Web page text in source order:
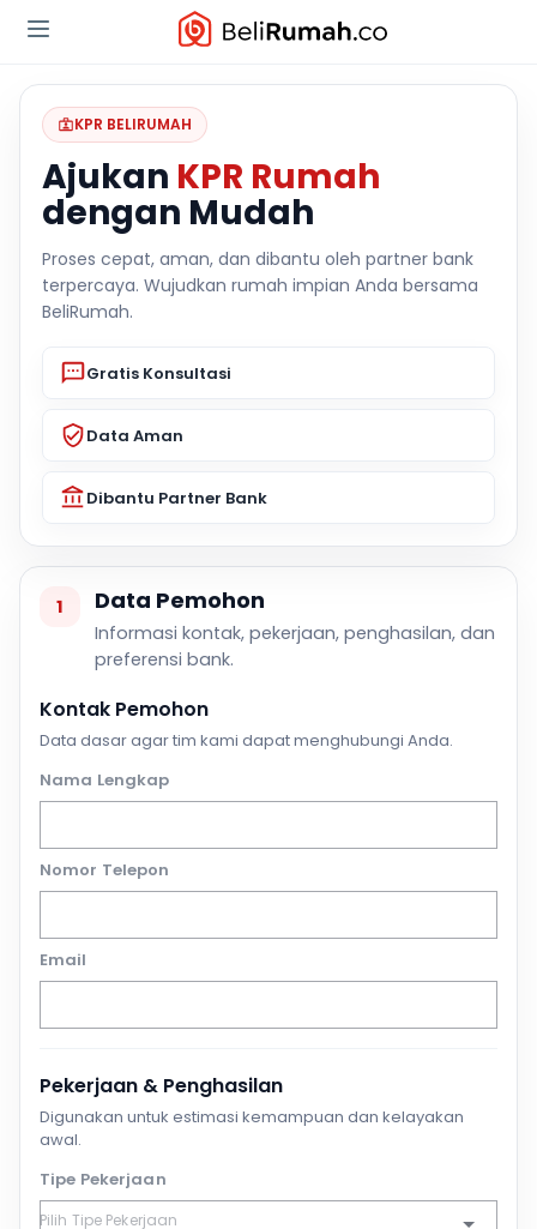
KPR BELIRUMAH
Ajukan KPR Rumah
dengan Mudah
Proses cepat, aman, dan dibantu oleh partner bank
terpercaya. Wujudkan rumah impian Anda bersama
BeliRumah.
Gratis Konsultasi
Data Aman
Dibantu Partner Bank
1 Data Pemohon
Informasi kontak, pekerjaan, penghasilan, dan
preferensi bank.
Kontak Pemohon
Data dasar agar tim kami dapat menghubungi Anda.
Nama Lengkap
Nomor Telepon
Email
Pekerjaan & Penghasilan
Digunakan untuk estimasi kemampuan dan kelayakan
awal.
Tipe Pekerjaan